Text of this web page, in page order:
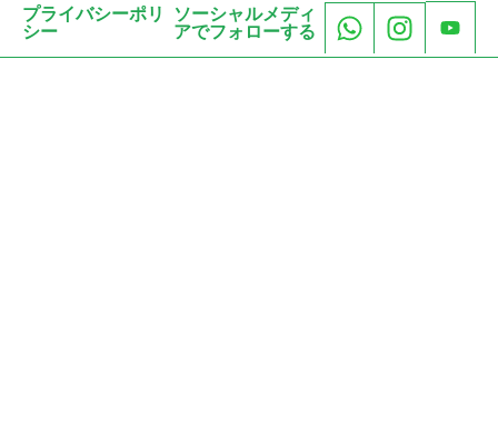
プライバシーポリ
シー
ソーシャルメディ
アでフォローする